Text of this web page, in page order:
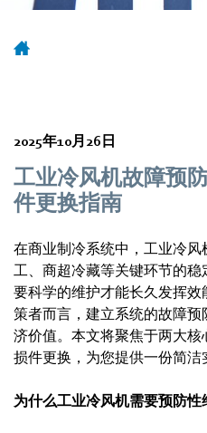
2025年10月26日
工业冷风机故障预
件更换指南
在商业制冷系统中，工业冷
工、商超冷藏等关键环节的
要科学的维护才能长久发挥
策者而言，建立系统的故障
济价值。本文将聚焦于两大
损件更换，为您提供一份简洁
为什么工业冷风机需要预防性